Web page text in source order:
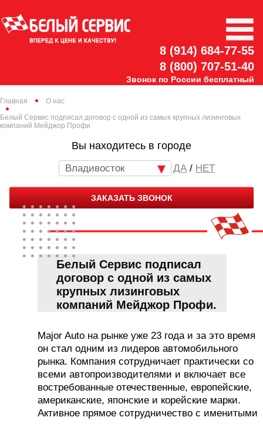
8 (914) 684-77-55
8 (800) 707-51-40
Звонок по России бесплатный
Главная
О нас
Белый Сервис подписал договор с одной из самых крупных лизинговых
компаний Мейджор Профи.
Вы находитесь в городе
Владивосток / НЕТ
ЗАКАЗАТЬ ЗВОНОК
Белый Сервис подписал
договор с одной из самых
крупных лизинговых
компаний Мейджор Профи.
Major Auto на рынке уже 23 года и за это время
он стал одним из лидеров автомобильного
рынка. Компания сотрудничает практически со
всеми автопроизводителями и включает все
востребованные отечественные, европейские,
американские, японские и корейские марки.
Активное прямое сотрудничество с именитыми